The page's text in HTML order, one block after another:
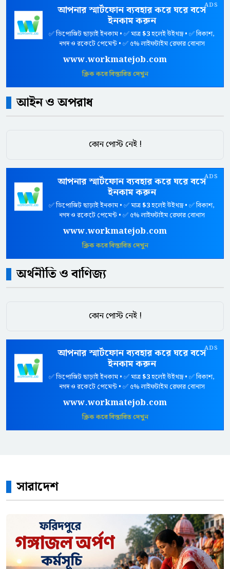
ADS
আপনার স্মার্টফোন ব্যবহার করে ঘরে বসে
ইনকাম করুন
✅ ডিপোজিট ছাড়াই ইনকাম • ✅ মাত্র$3হলেই উইথড্র • ✅ বিকাশ,
নগদ ও রকেটে পেমেন্ট • ✅ ৫% লাইফটাইম রেফার বোনাস
www.workmatejob.com
ক্লিক করে বিস্তারিত দেখুন
আইন ও অপরাধ
কোন পোস্ট নেই !
ADS
আপনার স্মার্টফোন ব্যবহার করে ঘরে বসে
ইনকাম করুন
✅ ডিপোজিট ছাড়াই ইনকাম • ✅ মাত্র$3হলেই উইথড্র • ✅ বিকাশ,
নগদ ও রকেটে পেমেন্ট • ✅ ৫% লাইফটাইম রেফার বোনাস
www.workmatejob.com
ক্লিক করে বিস্তারিত দেখুন
অর্থনীতি ও বাণিজ্য
কোন পোস্ট নেই !
ADS
আপনার স্মার্টফোন ব্যবহার করে ঘরে বসে
ইনকাম করুন
✅ ডিপোজিট ছাড়াই ইনকাম • ✅ মাত্র$3হলেই উইথড্র • ✅ বিকাশ,
নগদ ও রকেটে পেমেন্ট • ✅ ৫% লাইফটাইম রেফার বোনাস
www.workmatejob.com
ক্লিক করে বিস্তারিত দেখুন
সারাদেশ